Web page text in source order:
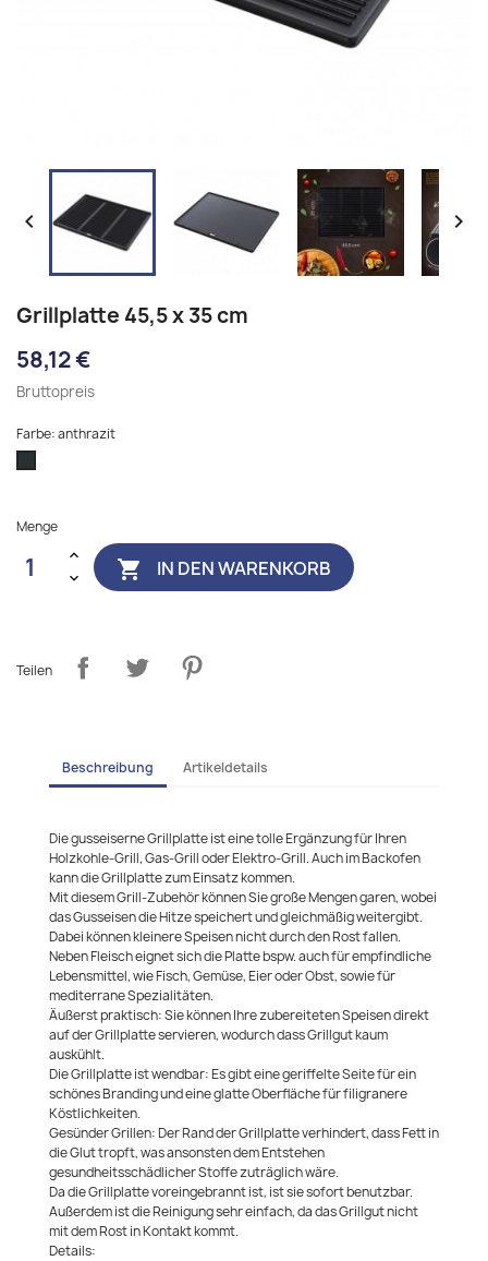
 
Grillplatte 45,5 x 35 cm
58,12 €
Bruttopreis
Farbe: anthrazit
Menge
 IN DEN WARENKORB
Teilen
Beschreibung Artikeldetails
Die gusseiserne Grillplatte ist eine tolle Ergänzung für Ihren
Holzkohle-Grill, Gas-Grill oder Elektro-Grill. Auch im Backofen
kann die Grillplatte zum Einsatz kommen.
Mit diesem Grill-Zubehör können Sie große Mengen garen, wobei
das Gusseisen die Hitze speichert und gleichmäßig weitergibt.
Dabei können kleinere Speisen nicht durch den Rost fallen.
Neben Fleisch eignet sich die Platte bspw. auch für empfindliche
Lebensmittel, wie Fisch, Gemüse, Eier oder Obst, sowie für
mediterrane Spezialitäten.
Äußerst praktisch: Sie können Ihre zubereiteten Speisen direkt
auf der Grillplatte servieren, wodurch dass Grillgut kaum
auskühlt.
Die Grillplatte ist wendbar: Es gibt eine geriffelte Seite für ein
schönes Branding und eine glatte Oberfläche für filigranere
Köstlichkeiten.
Gesünder Grillen: Der Rand der Grillplatte verhindert, dass Fett in
die Glut tropft, was ansonsten dem Entstehen
gesundheitsschädlicher Stoffe zuträglich wäre.
Da die Grillplatte voreingebrannt ist, ist sie sofort benutzbar.
Außerdem ist die Reinigung sehr einfach, da das Grillgut nicht
mit dem Rost in Kontakt kommt.
Details: